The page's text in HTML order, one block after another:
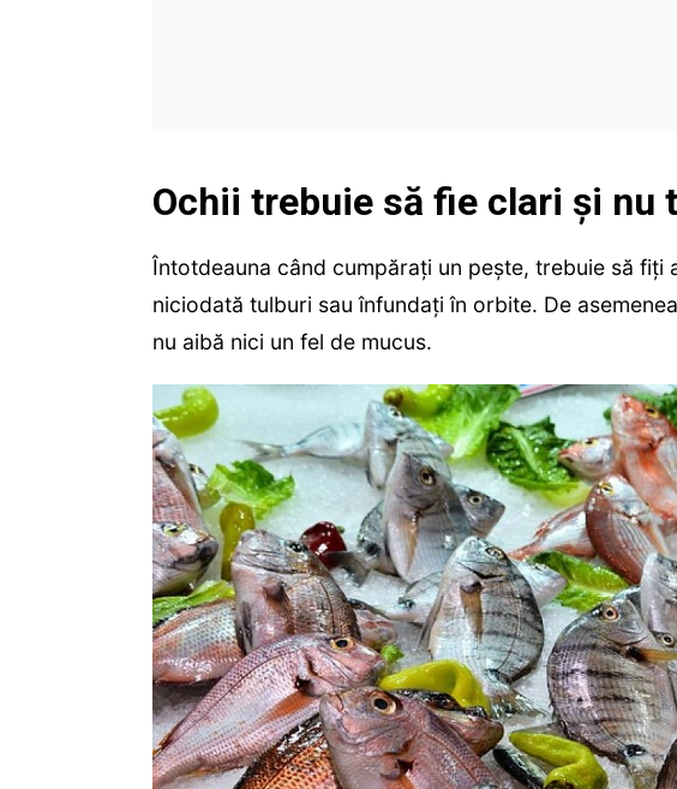
Ochii trebuie să fie clari și nu
Întotdeauna când cumpărați un pește, trebuie să fiți
niciodată tulburi sau înfundați în orbite. De
nu aibă nici un fel de mucus.